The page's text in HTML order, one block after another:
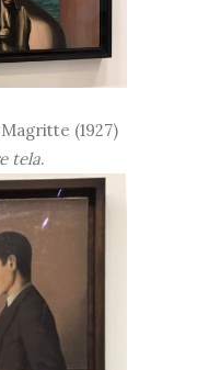
(1927)
tela.